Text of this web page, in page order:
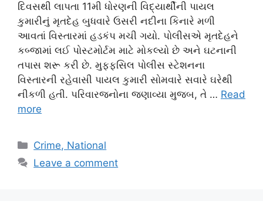
દિવસથી લાપતા 11મી ધોરણની વિદ્યાર્થીની પાયલ
કુમારીનું મૃતદેહ બુધવારે ઉસરી નદીના કિનારે મળી
આવતાં વિસ્તારમાં હડકંપ મચી ગયો. પોલીસએ મૃતદેહને
કબ્જામાં લઈ પોસ્ટમોર્ટમ માટે મોકલ્યો છે અને ઘટનાની
તપાસ શરૂ કરી છે. મુફ્ફસિલ પોલીસ સ્ટેશનના
વિસ્તારની રહેવાસી પાયલ કુમારી સોમવારે સવારે ઘરેથી
નીકળી હતી. પરિવારજનોના જણાવ્યા મુજબ, તે … Read
more
Categories
Crime, National
Leave a comment